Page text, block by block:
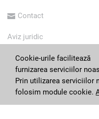
Contact
Aviz juridic
Condiții generale
Imprima
Cookie-urile facilitează
furnizarea serviciilor
Prin utilizarea serviciilor
folosim module cookie.